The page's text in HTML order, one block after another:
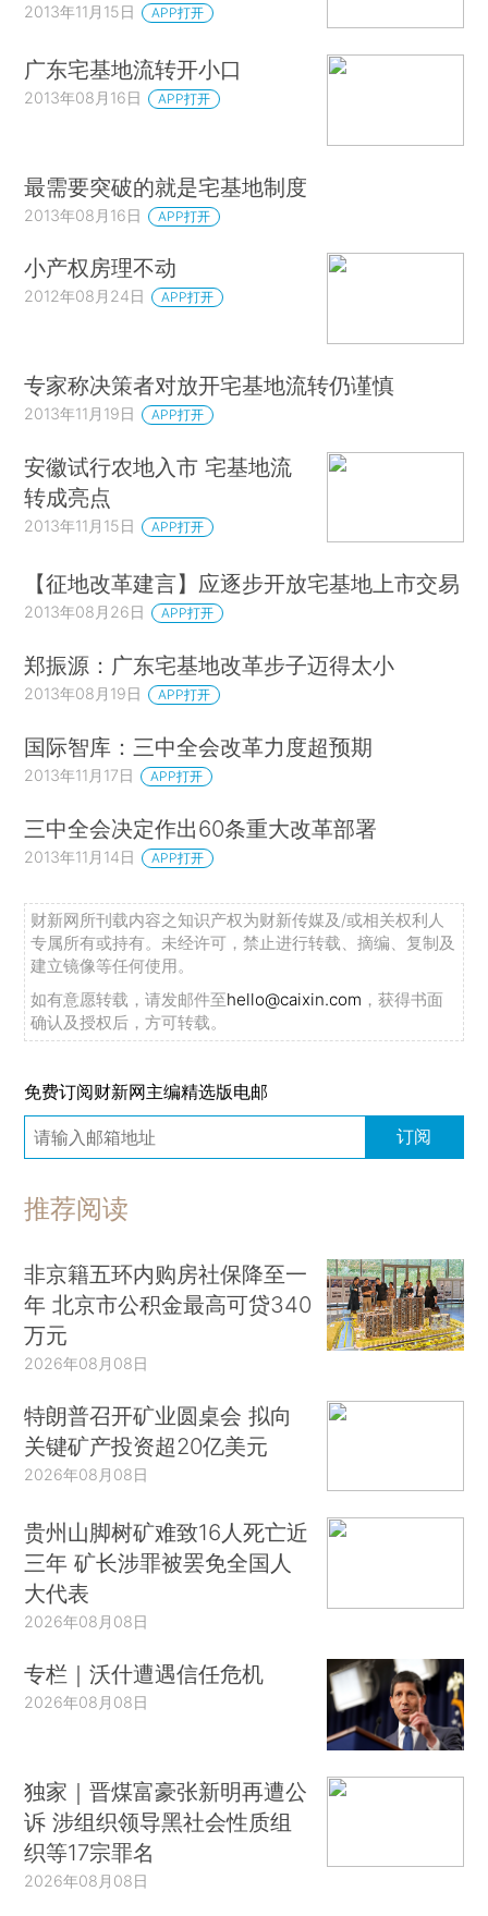
2013年11月15日 APP打开
广东宅基地流转开小口
2013年08月16日 APP打开
最需要突破的就是宅基地制度
2013年08月16日 APP打开
小产权房理不动
2012年08月24日 APP打开
专家称决策者对放开宅基地流转仍谨慎
2013年11月19日 APP打开
安徽试行农地入市 宅基地流
转成亮点
2013年11月15日 APP打开
【征地改革建言】应逐步开放宅基地上市交易
2013年08月26日 APP打开
郑振源：广东宅基地改革步子迈得太小
2013年08月19日 APP打开
国际智库：三中全会改革力度超预期
2013年11月17日 APP打开
三中全会决定作出60条重大改革部署
2013年11月14日 APP打开
财新网所刊载内容之知识产权为财新传媒及/或相关权利人
专属所有或持有。未经许可，禁止进行转载、摘编、复制及
建立镜像等任何使用。
如有意愿转载，请发邮件至hello@caixin.com ，获得书面
确认及授权后，方可转载。
免费订阅财新网主编精选版电邮
订阅
推荐阅读
非京籍五环内购房社保降至一
年 北京市公积金最高可贷340
万元
2026年08月08日
特朗普召开矿业圆桌会 拟向
关键矿产投资超20亿美元
2026年08月08日
贵州山脚树矿难致16人死亡近
三年 矿长涉罪被罢免全国人
大代表
2026年08月08日
专栏｜沃什遭遇信任危机
2026年08月08日
独家｜晋煤富豪张新明再遭公
诉 涉组织领导黑社会性质组
织等17宗罪名
2026年08月08日